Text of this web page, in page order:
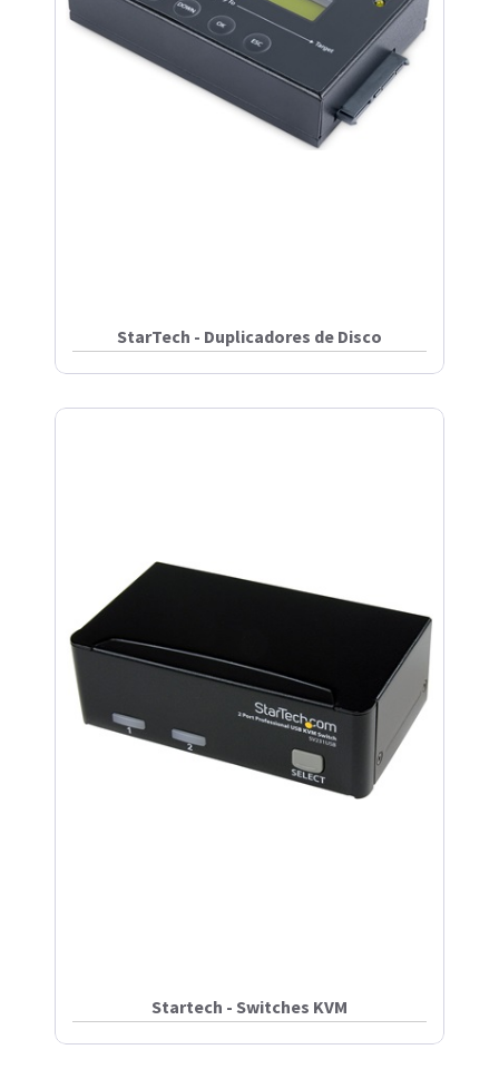
StarTech - Duplicadores de Disco
Startech - Switches KVM